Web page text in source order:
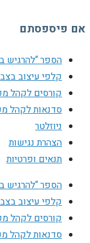
אם פיספסתם
הספר “להרגיש
קלפי עיצוב
קורסים לקהל
סדנאות לקהל
ניוזלטר
הצהרת נגישות
תנאים ופרטיות
הספר “להרגיש
קלפי עיצוב
קורסים לקהל
סדנאות לקהל